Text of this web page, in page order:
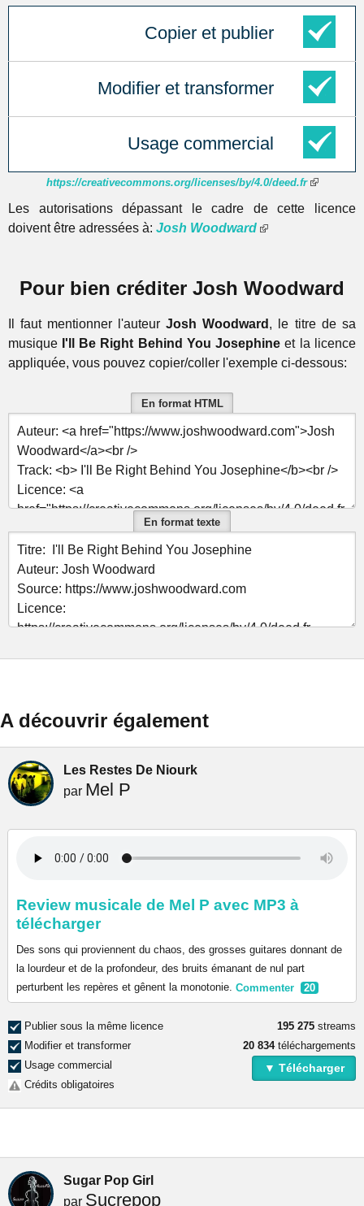
Copier et publier
Modifier et transformer
Usage commercial
https://creativecommons.org/licenses/by/4.0/deed.fr
Les autorisations dépassant le cadre de cette licence
doivent être adressées à: Josh Woodward
Pour bien créditer Josh Woodward
Il faut mentionner l'auteur Josh Woodward , le titre de sa
musique I'll Be Right Behind You Josephine et la licence
appliquée, vous pouvez copier/coller l'exemple ci-dessous:
En format HTML
En format texte
A découvrir également
Les Restes De Niourk
par Mel P
Review musicale de Mel P avec MP3 à
télécharger
Des sons qui proviennent du chaos, des grosses guitares donnant de
la lourdeur et de la profondeur, des bruits émanant de nul part
perturbent les repères et gênent la monotonie. Commenter 20
Publier sous la même licence
Modifier et transformer
Usage commercial
Crédits obligatoires
195 275 streams
20 834téléchargements
▼ Télécharger
Sugar Pop Girl
par Sucrepop